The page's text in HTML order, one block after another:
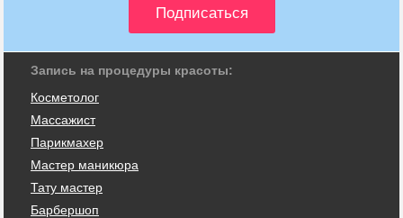
Запись на процедуры красоты:
Косметолог
Массажист
Парикмахер
Мастер маникюра
Тату мастер
Барбершоп